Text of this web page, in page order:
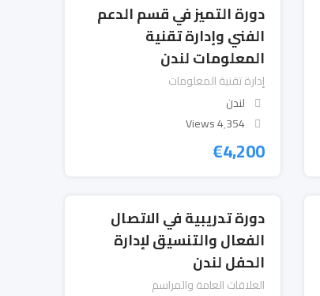
دورة التميز في قسم الدعم
الفني وإدارة تقنية
المعلومات لندن
إدارة تقنية المعلومات
لندن
4٬354 Views
€4,200
دورة تدريبية في الاتصال
الفعال والتنسيق لإدارة
الحفل لندن
العلاقات العامة والمراسم